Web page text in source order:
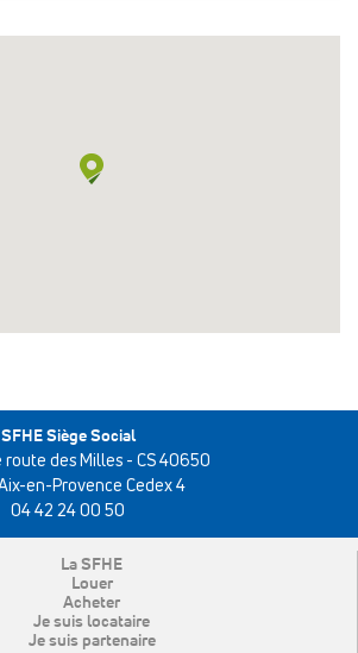
SFHE Siège Social
route des Milles - CS 40650
en-Provence Cedex 4
04 42 24 00 50
La SFHE
Louer
Acheter
Je suis locataire
Je suis partenaire